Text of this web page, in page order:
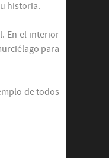
historia.
En el interior
para
de todos